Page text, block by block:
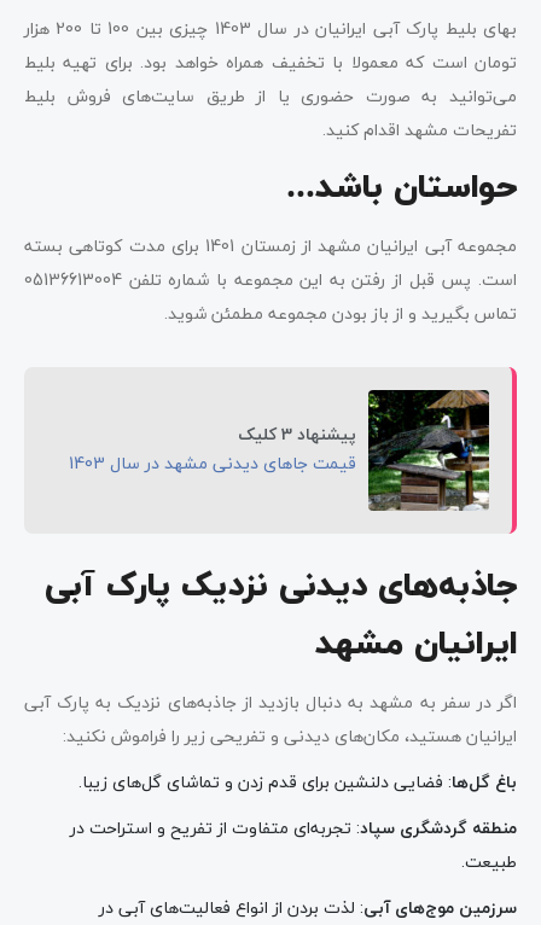
بهای بلیط پارک آبی ایرانیان در سال 1403 چیزی بین 100 تا 200 هزار
تومان است که معمولا با تخفیف همراه خواهد بود. برای تهیه بلیط
می‌توانید به صورت حضوری یا از طریق سایت‌های فروش بلیط
تفریحات مشهد اقدام کنید.
حواستان باشد…
مجموعه آبی ایرانیان مشهد از زمستان 1401 برای مدت کوتاهی بسته
است. پس قبل از رفتن به این مجموعه با شماره تلفن 05136613004
تماس بگیرید و از باز بودن مجموعه مطمئن شوید.
پیشنهاد 3 کلیک
قیمت جاهای دیدنی مشهد در سال 1403
جاذبه‌های دیدنی نزدیک پارک آبی
ایرانیان مشهد
اگر در سفر به مشهد به دنبال بازدید از جاذبه‌های نزدیک به پارک آبی
ایرانیان هستید، مکان‌های دیدنی و تفریحی زیر را فراموش نکنید:
باغ گل‌ها: فضایی دلنشین برای قدم زدن و تماشای گل‌های زیبا.
منطقه گردشگری سپاد: تجربه‌ای متفاوت از تفریح و استراحت در
طبیعت.
سرزمین موج‌های آبی: لذت بردن از انواع فعالیت‌های آبی در